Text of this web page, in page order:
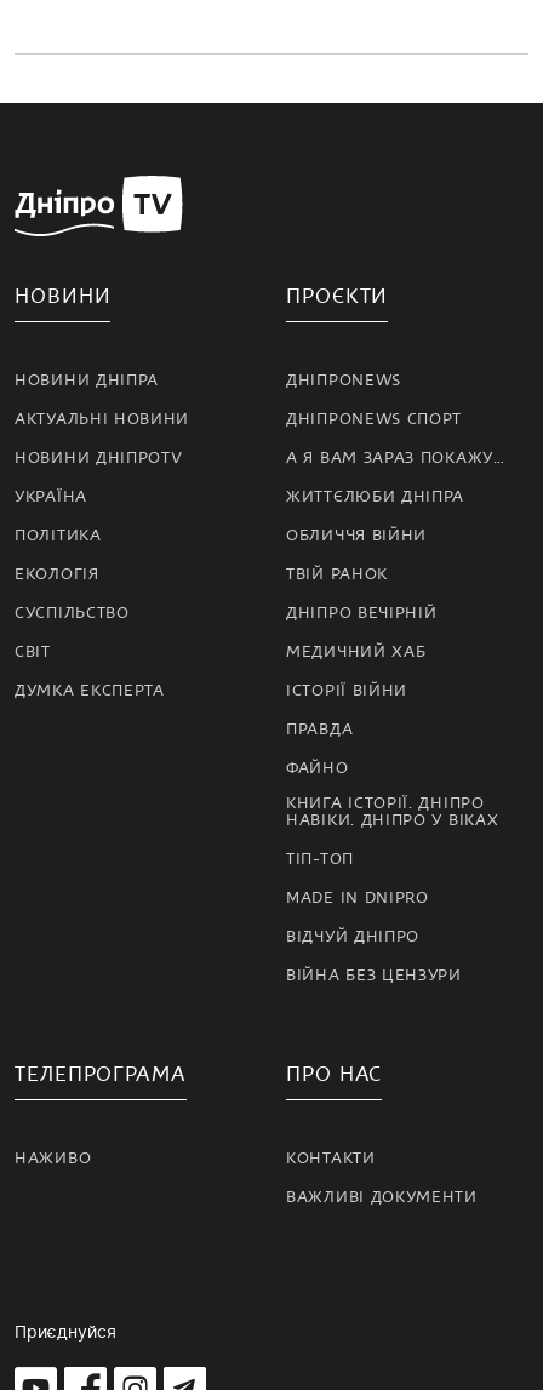
НОВИНИ
НОВИНИ ДНІПРА
АКТУАЛЬНІ НОВИНИ
НОВИНИ ДНІПРОTV
УКРАЇНА
ПОЛІТИКА
ЕКОЛОГІЯ
СУСПІЛЬСТВО
СВІТ
ДУМКА ЕКСПЕРТА
ПРОЄКТИ
ДНІПРОNEWS
ДНІПРОNEWS СПОРТ
А Я ВАМ ЗАРАЗ ПОКАЖУ…
ЖИТТЄЛЮБИ ДНІПРА
ОБЛИЧЧЯ ВІЙНИ
ТВІЙ РАНОК
ДНІПРО ВЕЧІРНІЙ
МЕДИЧНИЙ ХАБ
ІСТОРІЇ ВІЙНИ
ПРАВДА
ФАЙНО
КНИГА ІСТОРІЇ. ДНІПРО
НАВІКИ. ДНІПРО У ВІКАХ
ТІП-ТОП
MADE IN DNIPRO
ВІДЧУЙ ДНІПРО
ВІЙНА БЕЗ ЦЕНЗУРИ
ТЕЛЕПРОГРАМА
НАЖИВО
ПРО НАС
КОНТАКТИ
ВАЖЛИВІ ДОКУМЕНТИ
Приєднуйся